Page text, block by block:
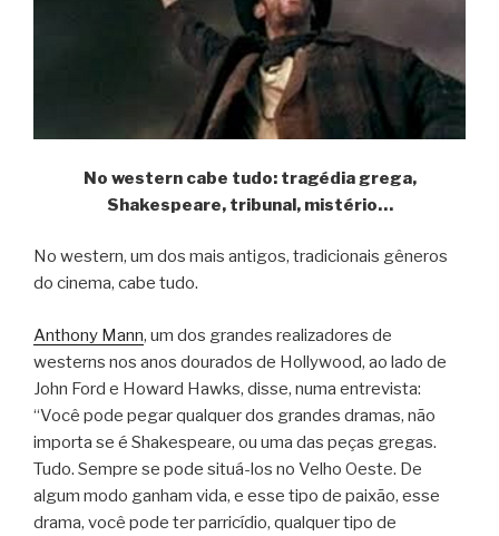
No western cabe tudo: tragédia grega,
Shakespeare, tribunal, mistério…
No western, um dos mais antigos, tradicionais gêneros
do cinema, cabe tudo.
Anthony Mann, um dos grandes realizadores de
westerns nos anos dourados de Hollywood, ao lado de
John Ford e Howard Hawks, disse, numa entrevista:
“Você pode pegar qualquer dos grandes dramas, não
importa se é Shakespeare, ou uma das peças gregas.
Tudo. Sempre se pode situá-los no Velho Oeste. De
algum modo ganham vida, e esse tipo de paixão, esse
drama, você pode ter parricídio, qualquer tipo de